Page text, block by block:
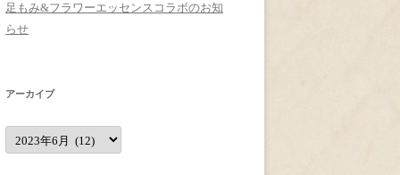
足もみ&フラワーエッセンスコラボのお知
らせ
アーカイブ
ア
ー
カ